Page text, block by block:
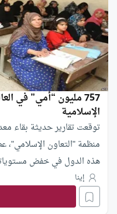
الإسلامية
توقعت تقارير حديثة بقاء
منظمة "التعاون الإسلامي"،
هذه الدول في خفض
إينا